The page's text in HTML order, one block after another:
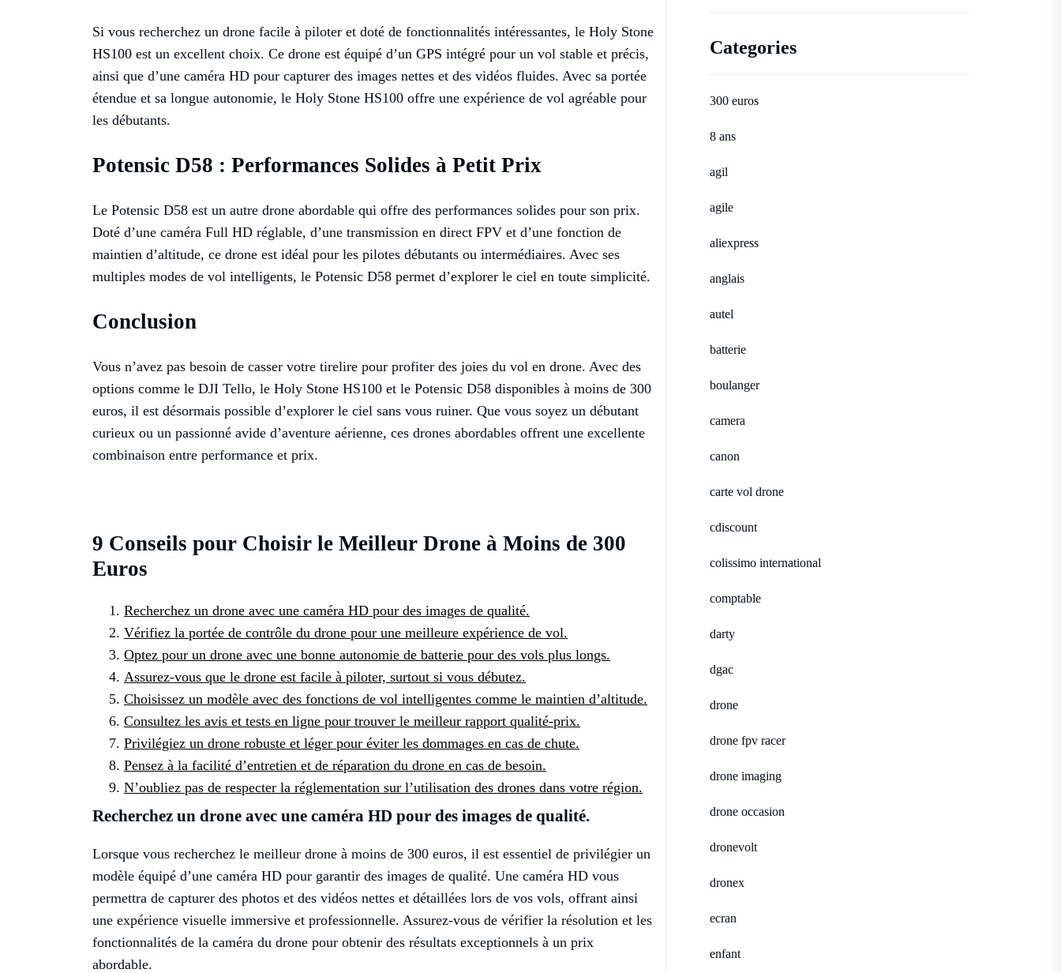
Si vous recherchez un drone facile à piloter et doté de fonctionnalités intéressantes, le Holy Stone
HS100 est un excellent choix. Ce drone est équipé d’un GPS intégré pour un vol stable et précis,
ainsi que d’une caméra HD pour capturer des images nettes et des vidéos fluides. Avec sa portée
étendue et sa longue autonomie, le Holy Stone HS100 offre une expérience de vol agréable pour
les débutants.
Potensic D58 : Performances Solides à Petit Prix
Le Potensic D58 est un autre drone abordable qui offre des performances solides pour son prix.
Doté d’une caméra Full HD réglable, d’une transmission en direct FPV et d’une fonction de
maintien d’altitude, ce drone est idéal pour les pilotes débutants ou intermédiaires. Avec ses
multiples modes de vol intelligents, le Potensic D58 permet d’explorer le ciel en toute simplicité.
Conclusion
Vous n’avez pas besoin de casser votre tirelire pour profiter des joies du vol en drone. Avec des
options comme le DJI Tello, le Holy Stone HS100 et le Potensic D58 disponibles à moins de 300
euros, il est désormais possible d’explorer le ciel sans vous ruiner. Que vous soyez un débutant
curieux ou un passionné avide d’aventure aérienne, ces drones abordables offrent une excellente
combinaison entre performance et prix.
9 Conseils pour Choisir le Meilleur Drone à Moins de 300
Euros
Recherchez un drone avec une caméra HD pour des images de qualité.
Vérifiez la portée de contrôle du drone pour une meilleure expérience de vol.
Optez pour un drone avec une bonne autonomie de batterie pour des vols plus longs.
Assurez-vous que le drone est facile à piloter, surtout si vous débutez.
Choisissez un modèle avec des fonctions de vol intelligentes comme le maintien d’altitude.
Consultez les avis et tests en ligne pour trouver le meilleur rapport qualité-prix.
Privilégiez un drone robuste et léger pour éviter les dommages en cas de chute.
Pensez à la facilité d’entretien et de réparation du drone en cas de besoin.
N’oubliez pas de respecter la réglementation sur l’utilisation des drones dans votre région.
Recherchez un drone avec une caméra HD pour des images de qualité.
Lorsque vous recherchez le meilleur drone à moins de 300 euros, il est essentiel de privilégier un
modèle équipé d’une caméra HD pour garantir des images de qualité. Une caméra HD vous
permettra de capturer des photos et des vidéos nettes et détaillées lors de vos vols, offrant ainsi
une expérience visuelle immersive et professionnelle. Assurez-vous de vérifier la résolution et les
fonctionnalités de la caméra du drone pour obtenir des résultats exceptionnels à un prix
abordable.
Categories
300 euros
8 ans
agil
agile
aliexpress
anglais
autel
batterie
boulanger
camera
canon
carte vol drone
cdiscount
colissimo international
comptable
darty
dgac
drone
drone fpv racer
drone imaging
drone occasion
dronevolt
dronex
ecran
enfant